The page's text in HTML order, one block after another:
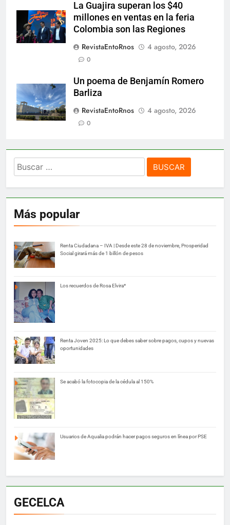
La Guajira superan los $40
millones en ventas en la feria
Colombia son las Regiones
RevistaEntoRnos
4 agosto, 2026
0
Un poema de Benjamín Romero
Barliza
RevistaEntoRnos
4 agosto, 2026
0
Buscar:
Más popular
Renta Ciudadana – IVA | Desde este 28 de noviembre, Prosperidad
Social girará más de 1 billón de pesos
Los recuerdos de Rosa Elvira*
Renta Joven 2025: Lo que debes saber sobre pagos, cupos y nuevas
oportunidades
Se acabó la fotocopia de la cédula al 150%
Usuarios de Aqualia podrán hacer pagos seguros en línea por PSE
GECELCA